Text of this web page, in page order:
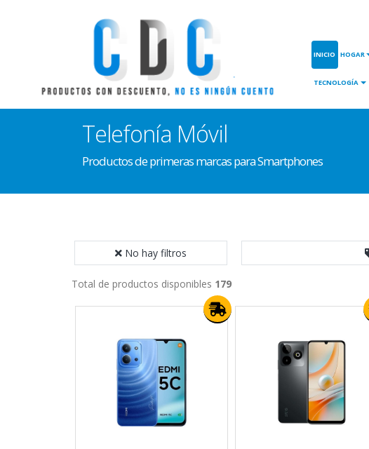
INICIO HOGAR
TECNOLOGÍA
Telefonía Móvil
Productos de primeras marcas para Smartphones
No hay filtros
Total de productos disponibles 179